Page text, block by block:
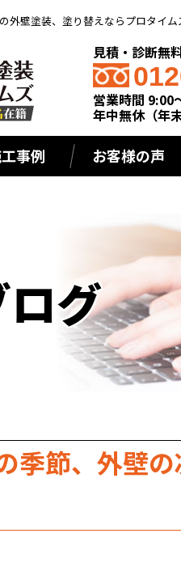
壁塗装、塗り替えならプロタイム
見積・診断無
営業時間 9:00
年中無休（年
事例 お客様の声
グ
季節、外壁